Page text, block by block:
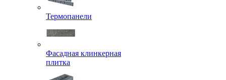
Термопанели
Фасадная клинкерная
плитка